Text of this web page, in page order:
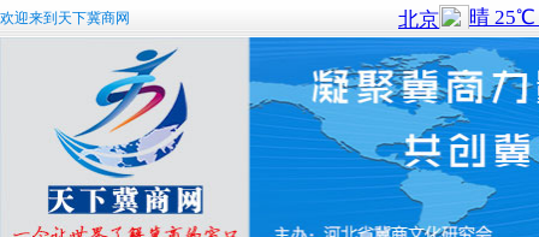
欢迎来到天下冀商网